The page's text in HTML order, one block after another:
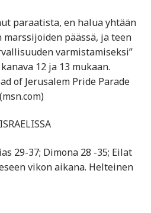
paraatista, en halua yhtään
päässä, ja teen
varmistamiseksi”
12 ja 13 mukaan.
of Jerusalem Pride Parade
29-37; Dimona 28 -35; Eilat
vikon aikana. Helteinen